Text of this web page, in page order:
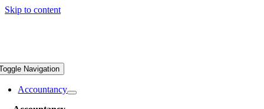
Skip to content
Navigation
Accountancy